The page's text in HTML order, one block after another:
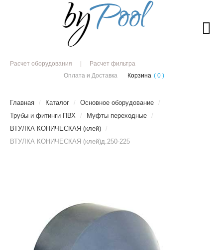
Расчет оборудования
Расчет фильтра
Оплата и Доставка
Корзина ( 0 )
Главная / Каталог / Основное оборудование /
Трубы и фитинги ПВХ / Муфты переходные /
ВТУЛКА КОНИЧЕСКАЯ (клей) /
ВТУЛКА КОНИЧЕСКАЯ (клей)д.250-225